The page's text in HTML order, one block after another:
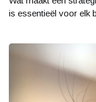
is essentieël voor elk